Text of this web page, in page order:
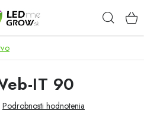
IT 90
Podrobnosti hodnotenia